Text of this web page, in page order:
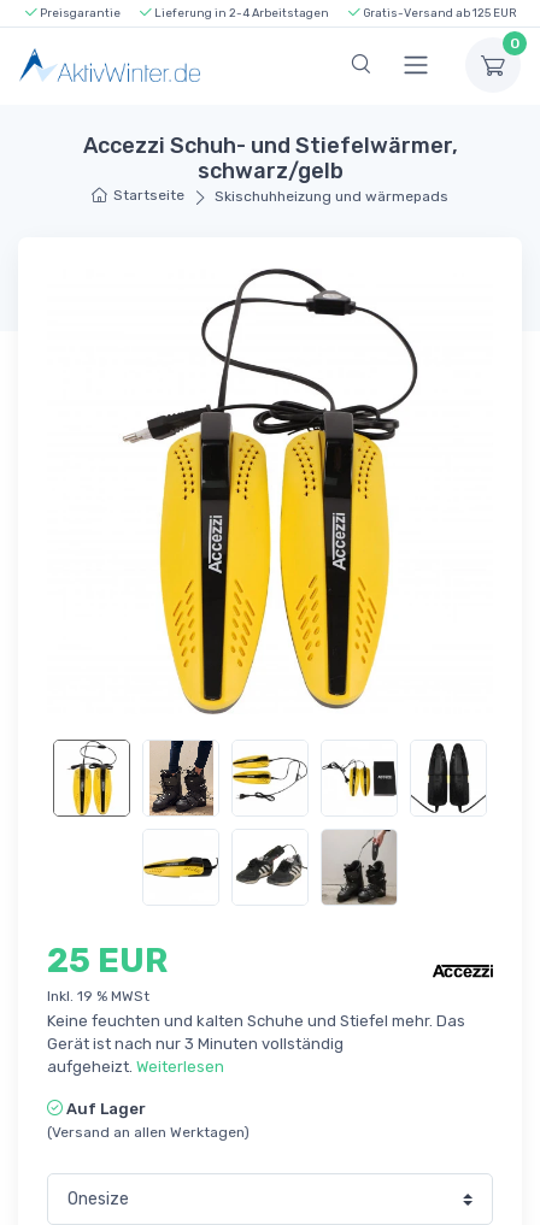
Preisgarantie Lieferung in 2-4 Arbeitstagen Gratis-Versand ab 125 EUR
0
Accezzi Schuh- und Stiefelwärmer,
schwarz/gelb
Startseite Skischuhheizung und wärmepads
25 EUR
Inkl. 19 % MWSt
Keine feuchten und kalten Schuhe und Stiefel mehr. Das
Gerät ist nach nur 3 Minuten vollständig
aufgeheizt. Weiterlesen
Auf Lager
(Versand an allen Werktagen)